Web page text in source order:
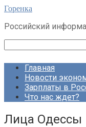
Перейти
контенту
Горенка
Российский
Главная
Новости
Зарплаты в
Что нас ждет?
Лица Одессы